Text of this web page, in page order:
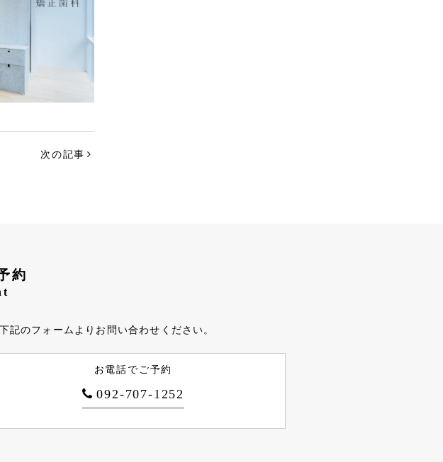
次の記事
約
のフォームよりお問い合わせください。
お電話でご予約
092-707-1252